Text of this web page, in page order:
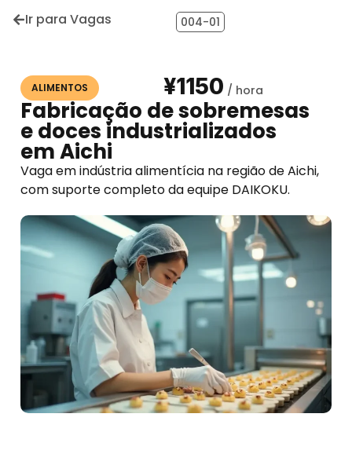
Ir para Vagas 004-01
ALIMENTOS ¥1150
Fabricação de sobremesas
e doces industrializados
em Aichi
Vaga em indústria alimentícia na região de Aichi,
com suporte completo da equipe DAIKOKU.